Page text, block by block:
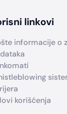
linkovi
informacije o
korišćenja